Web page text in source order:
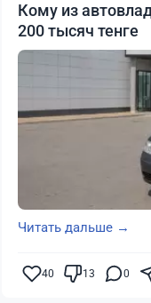
Кому из
200 тысяч тенге
Читать дальше →
40 13 0